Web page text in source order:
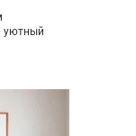
уютный